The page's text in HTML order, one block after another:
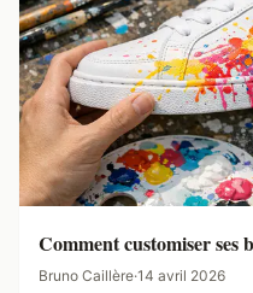
Comment customiser ses
Bruno Caillère·14 avril 2026